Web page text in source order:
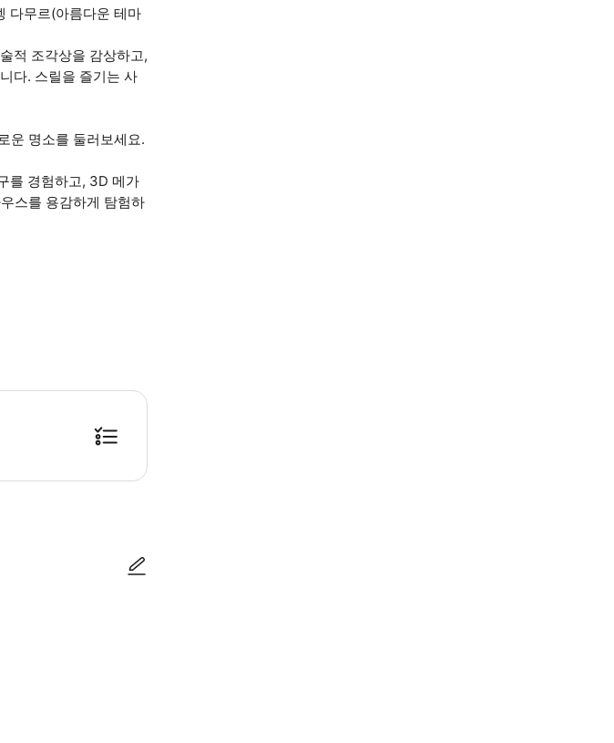
다무르(아름다운 테마
적 조각상을 감상하고,
다. 스릴을 즐기는 사
운 명소를 둘러보세요.
를 경험하고, 3D 메가
스를 용감하게 탐험하
. - 바나힐스 정상까지 케이블카를 이용하게 됩니다. - 일부 야외 게임은 관광객의 안전을 위해 악천후로 인해